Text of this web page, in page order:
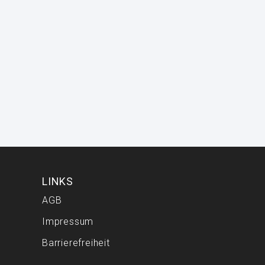
LINKS
AGB
Impressum
Barrierefreiheit